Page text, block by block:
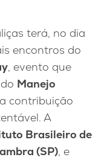
terá, no dia
encontros do
, evento que
Manejo
contribuição
A
Brasileiro de
(SP), e